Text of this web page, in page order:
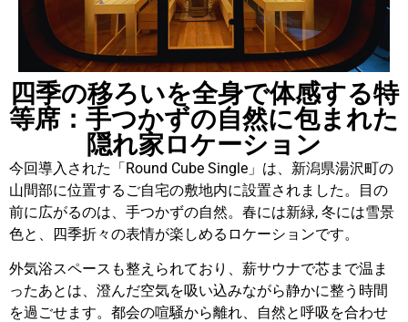
四季の移ろいを全身で体感する特
等席：手つかずの自然に包まれた
隠れ家ロケーション
今回導入された「Round Cube Single」は、新潟県湯沢町の
山間部に位置するご自宅の敷地内に設置されました。目の
前に広がるのは、手つかずの自然。春には新緑, 冬には雪景
色と、四季折々の表情が楽しめるロケーションです。
外気浴スペースも整えられており、薪サウナで芯まで温ま
ったあとは、澄んだ空気を吸い込みながら静かに整う時間
を過ごせます。都会の喧騒から離れ、自然と呼吸を合わせ